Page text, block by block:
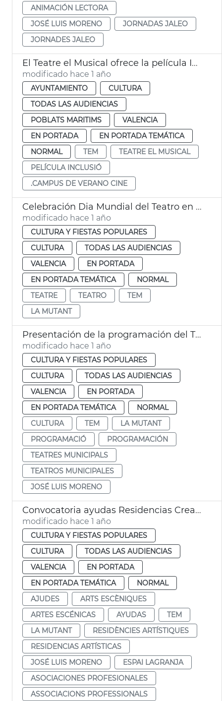
ANIMACIÓN LECTORA
JOSÉ LUIS MORENO
JORNADAS JALEO
JORNADES JALEO
El Teatre el Musical ofrece la película Inclusión Más allá del cine
modificado hace 1 año
AYUNTAMIENTO
CULTURA
TODAS LAS AUDIENCIAS
POBLATS MARITIMS
VALENCIA
EN PORTADA
EN PORTADA TEMÁTICA
NORMAL
TEM
TEATRE EL MUSICAL
PELÍCULA INCLUSIÓ
.CAMPUS DE VERANO CINE
Celebración Dia Mundial del Teatro en València
modificado hace 1 año
CULTURA Y FIESTAS POPULARES
CULTURA
TODAS LAS AUDIENCIAS
VALENCIA
EN PORTADA
EN PORTADA TEMÁTICA
NORMAL
TEATRE
TEATRO
TEM
LA MUTANT
Presentación de la programación del TEM y La Mutant 2025
modificado hace 1 año
CULTURA Y FIESTAS POPULARES
CULTURA
TODAS LAS AUDIENCIAS
VALENCIA
EN PORTADA
EN PORTADA TEMÁTICA
NORMAL
CULTURA
TEM
LA MUTANT
PROGRAMACIÓ
PROGRAMACIÓN
TEATRES MUNICIPALS
TEATROS MUNICIPALES
JOSÉ LUIS MORENO
Convocatoria ayudas Residencias Creación Artística 2025 y Asociaciones de Profesionales Artes Escénicas
modificado hace 1 año
CULTURA Y FIESTAS POPULARES
CULTURA
TODAS LAS AUDIENCIAS
VALENCIA
EN PORTADA
EN PORTADA TEMÁTICA
NORMAL
AJUDES
ARTS ESCÈNIQUES
ARTES ESCÉNICAS
AYUDAS
TEM
LA MUTANT
RESIDÈNCIES ARTÍSTIQUES
RESIDENCIAS ARTÍSTICAS
JOSÉ LUIS MORENO
ESPAI LAGRANJA
ASOCIACIONES PROFESIONALES
ASSOCIACIONS PROFESSIONALS